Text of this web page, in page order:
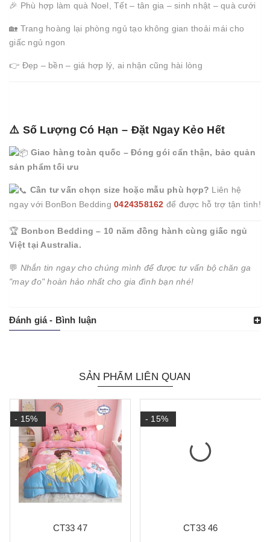
🎉 Phù hợp làm quà Noel, Tết – tân gia – sinh nhật – quà cưới
🏡 Trang hoàng lại phòng ngủ tạo không gian thoải mái cho
giấc ngủ ngon
👉 Đẹp – bền – giá hợp lý, ai nhận cũng hài lòng
⚠️ Số Lượng Có Hạn – Đặt Ngay Kẻo Hết
Giao hàng toàn quốc – Đóng gói cẩn thận, bảo quản
sản phẩm tối ưu
Cần tư vấn chọn size hoặc mẫu phù hợp? Liên hệ
ngay với BonBon Bedding 0424358162 để được hỗ trợ tận tình!
🏆 Bonbon Bedding – 10 năm đồng hành cùng giấc ngủ
Việt tại Australia.
💬 Nhắn tin ngay cho chúng mình để được tư vấn bộ chăn ga
"may đo" hoàn hảo nhất cho gia đình bạn nhé!
Đánh giá - Bình luận
SẢN PHẨM LIÊN QUAN
- 15%
CT33 47
- 15%
CT33 46